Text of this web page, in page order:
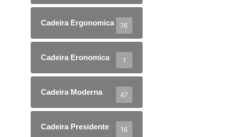
Cadeira Ergonomica 76
Cadeira Eronomica 1
Cadeira Moderna 47
Cadeira Presidente 16